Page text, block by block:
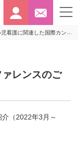
看護に関連した国際カンファレンスのご紹介
レンスのご
（2022年3月～